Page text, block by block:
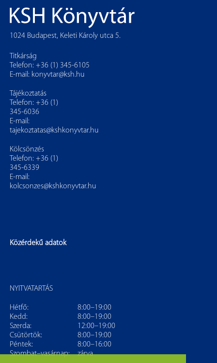
1024 Budapest, Keleti Károly utca 5.
Titkárság
Telefon: +36 (1) 345-6105
E-mail: konyvtar@ksh.hu
Tájékoztatás
Telefon: +36 (1)
345-6036
E-mail:
tajekoztatas@kshkonyvtar.hu
Kölcsönzés
Telefon: +36 (1)
345-6339
E-mail:
kolcsonzes@kshkonyvtar.hu
Közérdekű adatok
NYITVATARTÁS
Hétfő:
8:00–19:00
Kedd:
8:00–19:00
Szerda:
12:00–19:00
Csütörtök:
8:00–19:00
Péntek:
8:00–16:00
Szombat–vasárnap:
zárva